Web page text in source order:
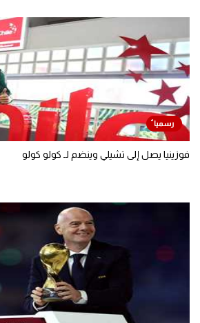
فوزينيا يصل إلى تشيلي وينضم لـ كولو كولو